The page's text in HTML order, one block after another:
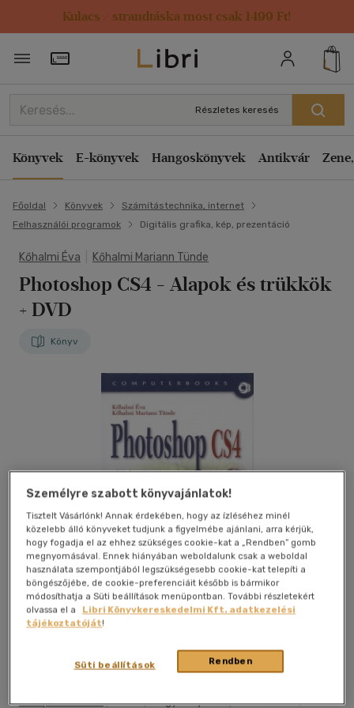
Kulacs / strandtáska most csak 1499 Ft!
Törzsvásárlói Kártya adatai
Részletes keresés
Könyvek E-könyvek Hangoskönyvek Antikvár
Főoldal Könyvek
Számítástechnika, internet
Felhasználói programok
Digitális grafika, kép, prezentáció
Kőhalmi Éva Kőhalmi Mariann Tünde
Photoshop CS4 - Alapok és trükkök
+ DVD
Könyv
Computerbooks|2009|magyar nyelvű|cérnafűzött,
Személyre szabott könyvajánlatok!
Tisztelt Vásárlónk! Annak érdekében, hogy az ízléséhez minél
közelebb álló könyveket tudjunk a figyelmébe ajánlani, arra kérjük,
hogy fogadja el az ehhez szükséges cookie-kat a „Rendben” gomb
megnyomásával. Ennek hiányában weboldalunk csak a weboldal
használata szempontjából legszükségesebb cookie-kat telepíti a
böngészőjébe, de cookie-preferenciáit később is bármikor
módosíthatja a Süti beállítások menüpontban. További részletekért
olvassa el a
Libri Könyvkereskedelmi Kft. adatkezelési
tájékoztatóját!
Rendben
Süti beállítások